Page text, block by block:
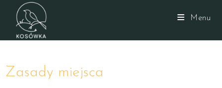
Menu
Zasady miejsca